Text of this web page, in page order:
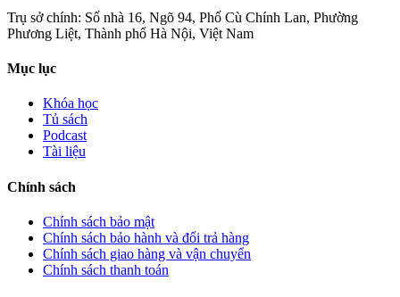
Trụ sở chính: Số nhà 16, Ngõ 94, Phố Cù Chính Lan, Phường
Phương Liệt, Thành phố Hà Nội, Việt Nam
Mục lục
Khóa học
Tủ sách
Podcast
Tài liệu
Chính sách
Chính sách bảo mật
Chính sách bảo hành và đổi trả hàng
Chính sách giao hàng và vận chuyển
Chính sách thanh toán